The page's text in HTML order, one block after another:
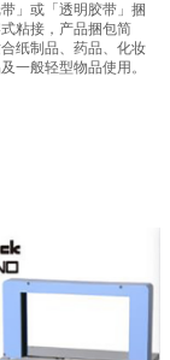
」或「透明胶带」捆
粘接，产品捆包简
纸制品、药品、化妆
一般轻型物品使用。